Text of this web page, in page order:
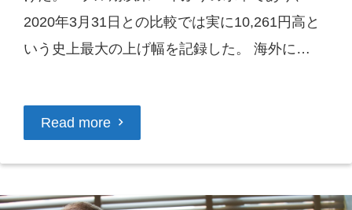
2020年3月31日との比較では実に10,261円高と
いう史上最大の上げ幅を記録した。 海外に…
Read more